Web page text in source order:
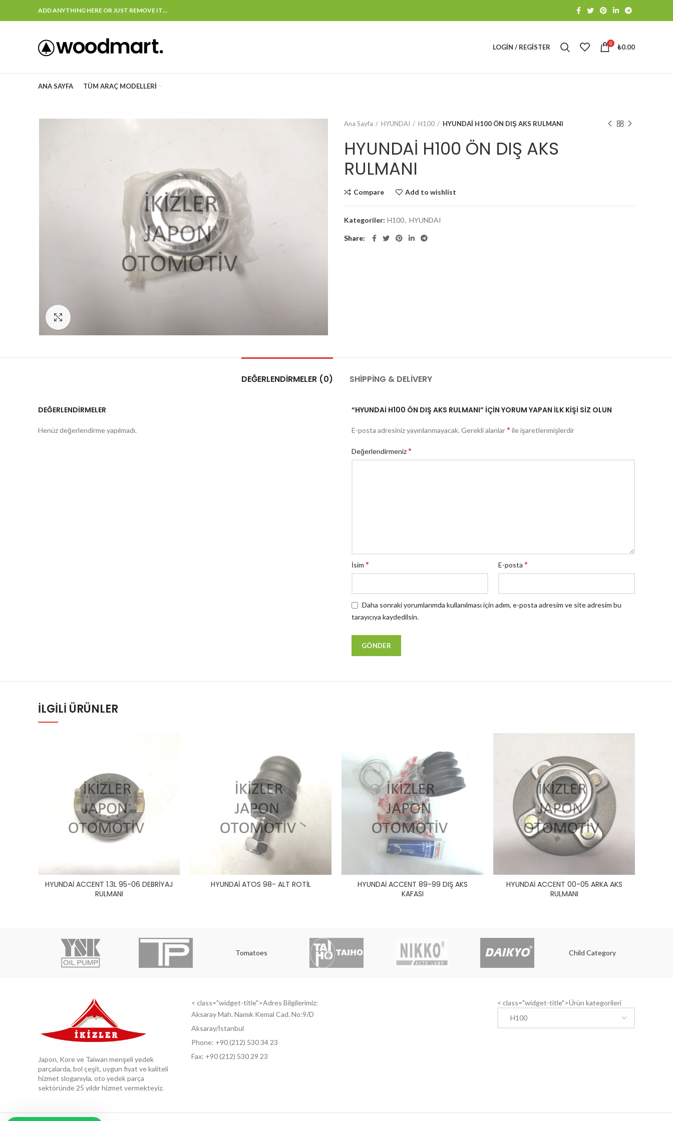
ADD ANYTHING HERE OR JUST REMOVE IT…
LOGIN / REGISTER 0 ₺0.00
ANA SAYFA TÜM ARAÇ MODELLERI
Ana Sayfa HYUNDAI H100 HYUNDAİ H100 ÖN DIŞ AKS RULMANI
HYUNDAİ H100 ÖN DIŞ AKS
RULMANI
Compare Add to wishlist
Kategoriler: H100, HYUNDAI
Share
DEĞERLENDIRMELER (0) SHIPPING & DELIVERY
DEĞERLENDIRMELER
Henüz değerlendirme yapılmadı.
“HYUNDAİ H100 ÖN DIŞ AKS RULMANI” IÇIN YORUM YAPAN ILK KIŞI SIZ OLUN
E-posta adresiniz yayınlanmayacak. Gerekli alanlar* ile işaretlenmişlerdir
Değerlendirmeniz*
İsim * E-posta *
Daha sonraki yorumlarımda kullanılması için adım, e-posta adresim ve site adresim bu
tarayıcıya kaydedilsin.
İLGILI ÜRÜNLER
HYUNDAİ ACCENT 1.3L 95-06 DEBRİYAJ
RULMANI
HYUNDAİ ATOS 98- ALT ROTİL
HYUNDAİ ACCENT 89-99 DIŞ AKS
KAFASI
HYUNDAİ ACCENT 00-05 ARKA AKS
RULMANI
Tomatoes Child Category
Japon, Kore ve Taiwan menşeli yedek
parçalarda, bol çeşit, uygun fiyat ve kaliteli
hizmet sloganıyla, oto yedek parça
sektöründe 25 yıldır hizmet vermekteyiz.
< class="widget-title">Adres Bilgilerimiz:
Aksaray Mah. Namık Kemal Cad. No:9/D
Aksaray/İstanbul
Phone: +90 (212) 530 34 23
Fax: +90 (212) 530 29 23
< class="widget-title">Ürün kategorileri